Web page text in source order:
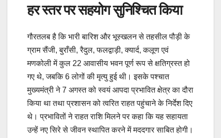
हर स्तर पर सहयोग सुनिश्चित किया
गौरतलब है कि भारी बारिश और भूस्खलन से तहसील पौड़ी के
ग्राम सैंजी, बुराँसी, रैदुल, फलद्वाड़ी, क्यार्द, कलूण एवं
मणकोली में कुल 22 आवासीय भवन पूर्ण रूप से क्षतिग्रस्त हो
गए थे, जबकि 6 लोगों की मृत्यु हुई थी। इसके पश्चात
मुख्यमंत्री ने 7 अगस्त को स्वयं आपदा प्रभावित क्षेत्र का दौरा
किया था तथा प्रशासन को त्वरित राहत पहुंचाने के निर्देश दिए
थे। प्रभावितों ने राहत राशि मिलने पर कहा कि यह सहायता
उन्हें नए सिरे से जीवन स्थापित करने में मददगार साबित होगी।